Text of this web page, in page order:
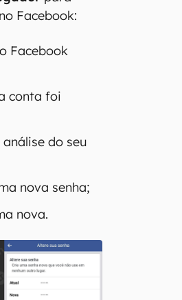
Facebook:
Facebook
conta foi
do seu
nova senha;
nova.